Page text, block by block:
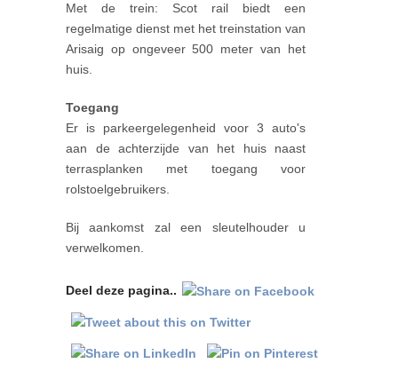
Met de trein: Scot rail biedt een
regelmatige dienst met het treinstation van
Arisaig op ongeveer 500 meter van het
huis.
Toegang
Er is parkeergelegenheid voor 3 auto's
aan de achterzijde van het huis naast
terrasplanken met toegang voor
rolstoelgebruikers.
Bij aankomst zal een sleutelhouder u
verwelkomen.
Deel deze pagina..